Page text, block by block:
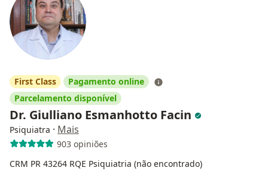
First Class
Pagamento online
Parcelamento disponível
Dr. Giulliano Esmanhotto Facin
Psiquiatra · Mais
903 opiniões
CRM PR 43264 RQE Psiquiatria (não encontrado)